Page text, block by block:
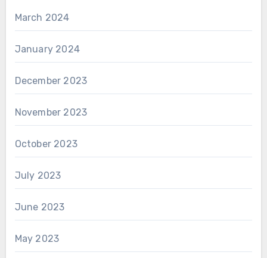
March 2024
January 2024
December 2023
November 2023
October 2023
July 2023
June 2023
May 2023